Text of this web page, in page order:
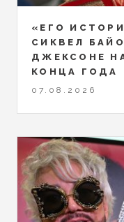
«ЕГО
СИКВЕЛ
ДЖЕКСОНЕ
КОНЦА ГОДА
07.08.2026